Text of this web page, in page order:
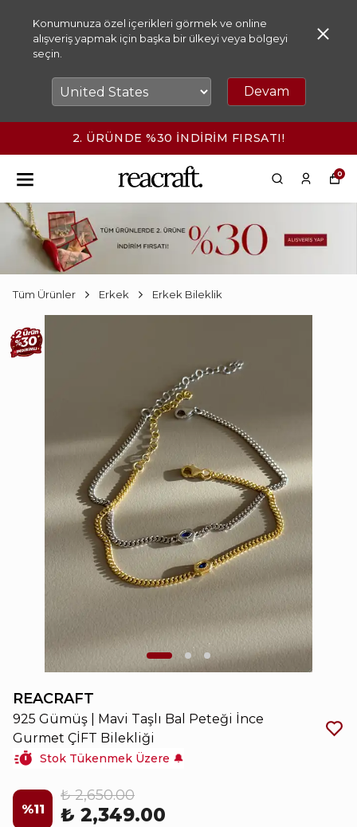
Konumunuza özel içerikleri görmek ve online
alışveriş yapmak için başka bir ülkeyi veya bölgeyi
seçin.
Devam
2. ÜRÜNDE %30 İNDİRİM FIRSATI!
0
Tüm Ürünler Erkek Erkek Bileklik
REACRAFT
925 Gümüş | Mavi Taşlı Bal Peteği İnce
Gurmet ÇİFT Bilekliği
Stok Tükenmek Üzere 🔔
%11
₺ 2,650.00
₺ 2,349.00